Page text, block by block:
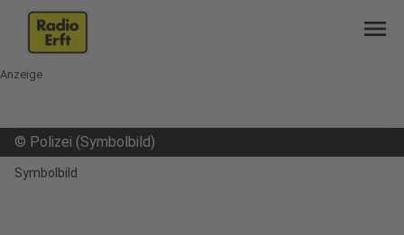
menu
Anzeige
© Polizei (Symbolbild)
Symbolbild